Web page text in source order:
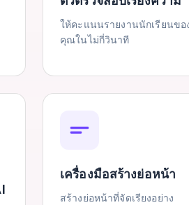
ให้คะแนนรายงานนักเรียนขอ
คุณในไม่กี่วินาที
เครื่องมือสร้างย่อหน้า
สร้างย่อหน้าที่จัดเรียงอย่าง